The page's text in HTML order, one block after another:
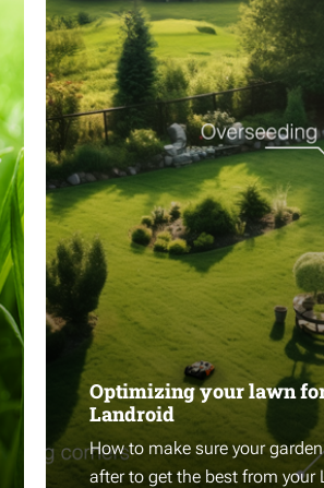
Optimizing your lawn
Landroid
How to make sure your
after to get the best from your